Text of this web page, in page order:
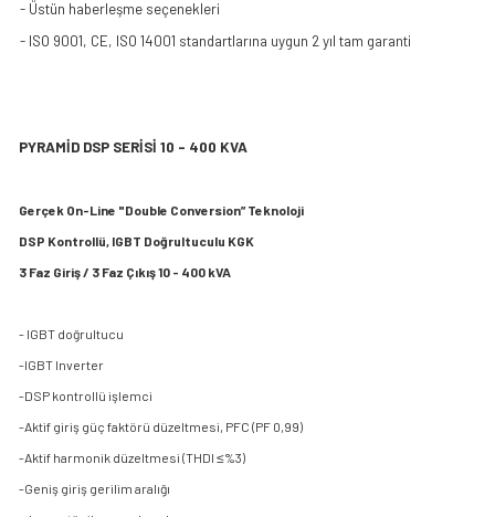
- Üstün haberleşme seçenekleri
- ISO 9001, CE, ISO 14001 standartlarına uygun 2 yıl tam garanti
PYRAMİD DSP SERİSİ 10 - 400 KVA
Gerçek On-Line "Double Conversion” Teknoloji
DSP Kontrollü, IGBT Doğrultuculu KGK
3 Faz Giriş / 3 Faz Çıkış 10 - 400 kVA
- IGBT doğrultucu
-IGBT Inverter
-DSP kontrollü işlemci
-Aktif giriş güç faktörü düzeltmesi, PFC (PF 0,99)
-Aktif harmonik düzeltmesi (THDI ≤%3)
-Geniş giriş gerilim aralığı